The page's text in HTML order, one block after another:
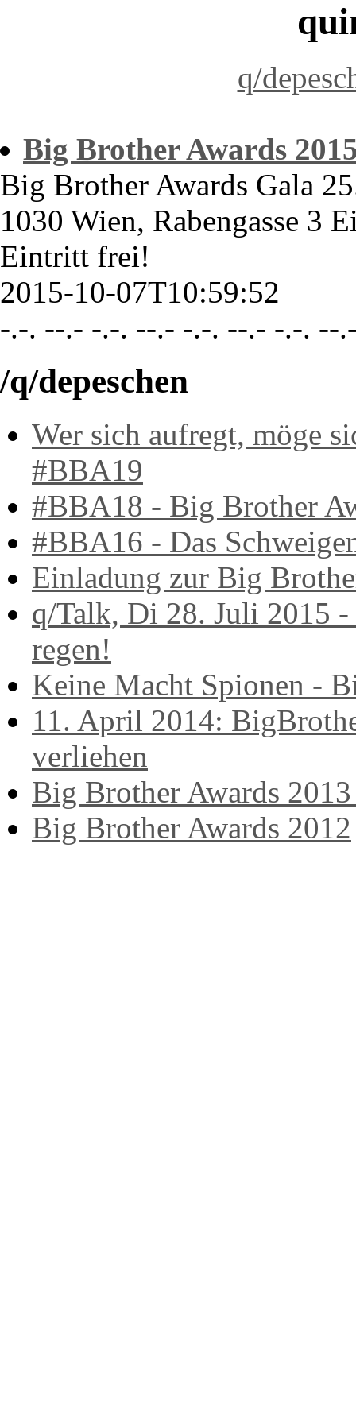
q/
Big Brother Awards
Big Brother Awards Gala
1030 Wien, Rabengasse 3
Eintritt frei!
2015-10-07T10:59:52
-.-. --.- -.-. --.- -.-. --.- -.-. --
/q/depeschen
Wer sich aufregt, möge
#BBA19
#BBA18 - Big Brother
#BBA16 - Das
Einladung zur Big
q/Talk, Di 28. Juli 2015 -
regen!
Keine Macht Spionen -
11. April 2014:
verliehen
Big Brother Awards
Big Brother Awards 2012